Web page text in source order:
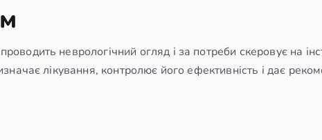
неврологічний огляд і за потреби скеровує на
лікування, контролює його ефективність і дає